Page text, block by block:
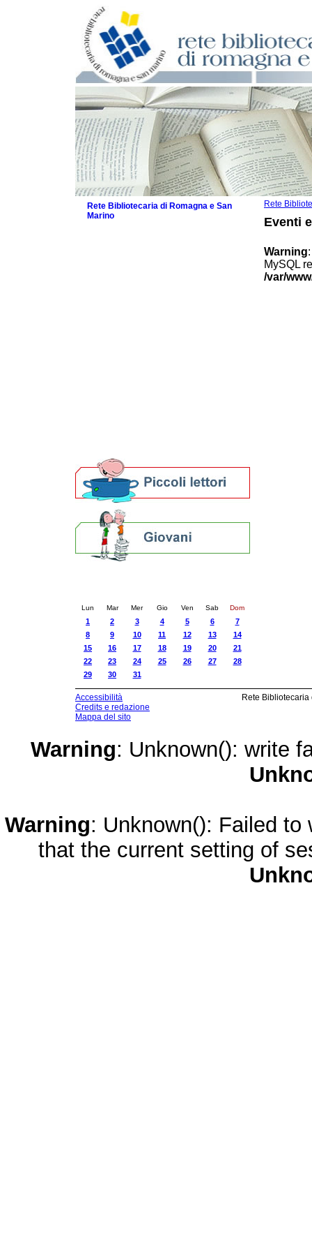
Rete
Eventi
Warning
MySQL
/var/
Rete Bibliotecaria di Romagna e San
Marino
Lun Mar Mer Gio Ven Sab Dom
1 2 3 4 5 6
7
8
9 10 11 12 13
14
15
16 17 18 19 20
21
22
23 24 25 26 27
28
29
30 31
Accessibilità
Credits e redazione
Mappa del sito
Rete
Warning: Unknown(): write
Warning: Unknown(): Failed
that the current setting of